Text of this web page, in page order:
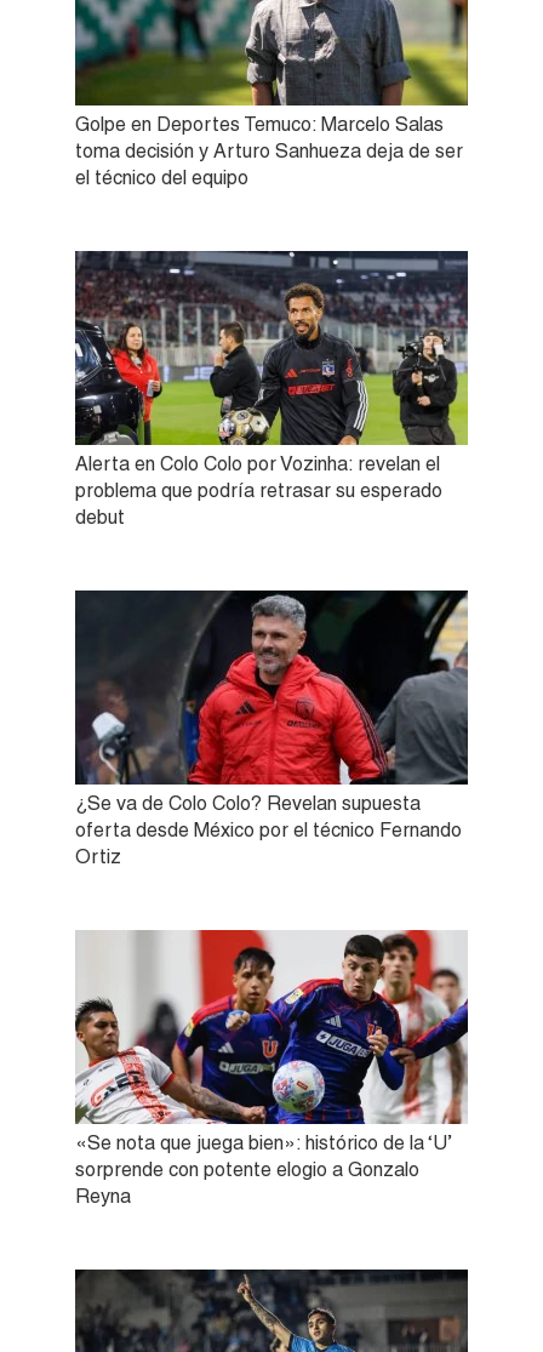
Golpe en Deportes Temuco: Marcelo Salas
toma decisión y Arturo Sanhueza deja de ser
el técnico del equipo
Alerta en Colo Colo por Vozinha: revelan el
problema que podría retrasar su esperado
debut
¿Se va de Colo Colo? Revelan supuesta
oferta desde México por el técnico Fernando
Ortiz
«Se nota que juega bien»: histórico de la ‘U’
sorprende con potente elogio a Gonzalo
Reyna